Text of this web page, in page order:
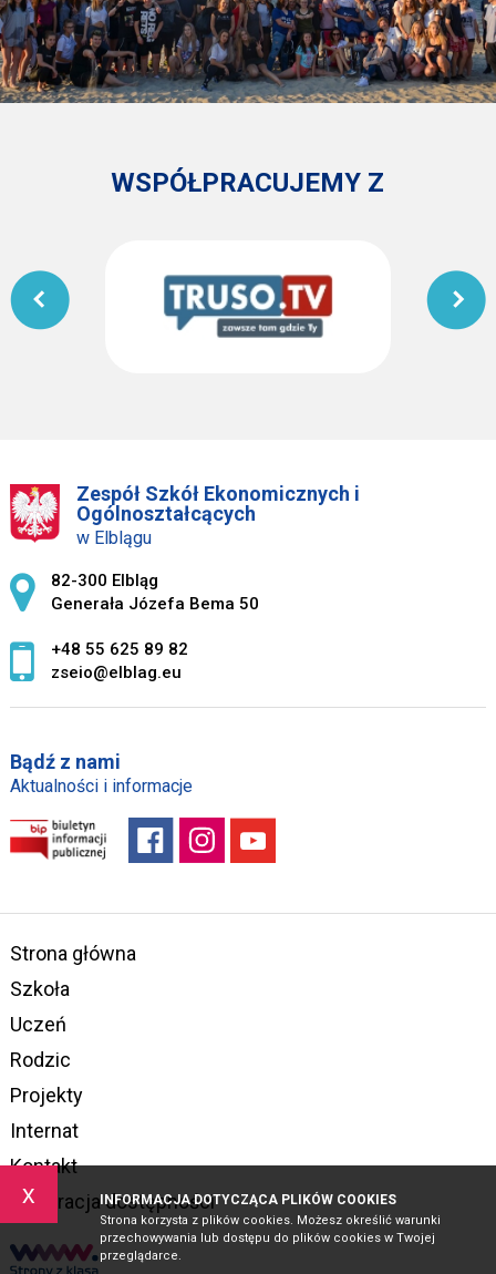
x INFORMACJA DOTYCZĄCA PLIKÓW COOKIES
Strona korzysta z plików cookies. Możesz określić warunki
przechowywania lub dostępu do plików cookies w Twojej
przeglądarce.
WSPÓŁPRACUJEMY Z
Zespół Szkół Ekonomicznych i
Ogólnoształcących
w Elblągu
Adres pocztowy:
82-300 Elbląg
Generała Józefa Bema 50
+48 55 625 89 82
zseio@elblag.eu
Bądź z nami
Aktualności i informacje
Strona główna
Szkoła
Uczeń
Rodzic
Projekty
Internat
Kontakt
Deklaracja dostępności